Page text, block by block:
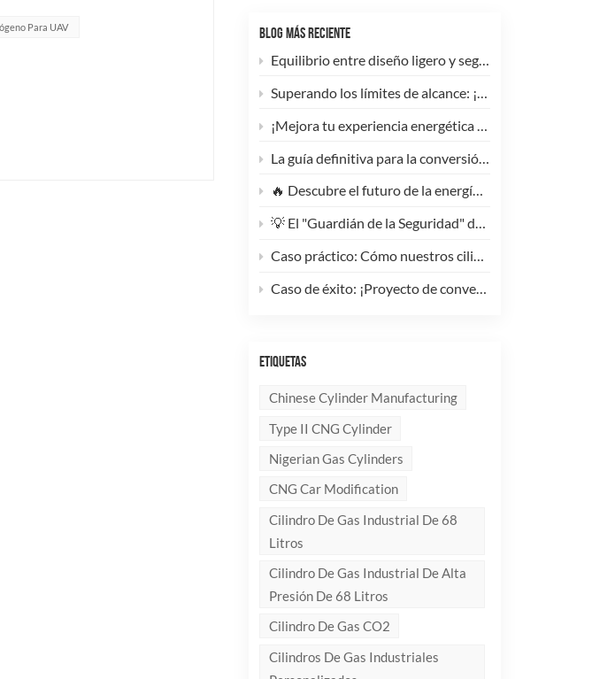
BLOG MÁS RECIENTE
Equilibrio entre diseño ligero y seguridad: cómo los cilindros de GNC tipo 2 de 90 litros potencian las flotas comerciales.
Superando los límites de alcance: ¡Los cilindros de hidrógeno para UAV tipo 4 ya están disponibles para personalización de alta eficiencia!
¡Mejora tu experiencia energética con nuestra bombona de GLP compuesta de 5 kg! 🚀✨
La guía definitiva para la conversión de camiones pesados ​​a GNC: Por qué este cilindro de GNC tipo 1 de 200 litros supone un cambio radical para la reducción de costes de la flota.
🔥 Descubre el futuro de la energía: ¡Conoce la elegante y ultraligera bombona de GLP compuesta de 10 kg!
💡 El "Guardián de la Seguridad" del Gas Industrial y la Supresión de Incendios: Un Análisis en Profundidad de los Cilindros de Gas sin Costura de Acero de Alto Rendimiento
Caso práctico: Cómo nuestros cilindros compuestos de GLP redefinen la seguridad y la imagen de marca para clientes globales.
Caso de éxito: ¡Proyecto de conversión a GNC de un generador de 100 kVA completado con éxito! 🚀
ETIQUETAS
Chinese Cylinder Manufacturing
Type II CNG Cylinder
Nigerian Gas Cylinders
CNG Car Modification
Cilindro De Gas Industrial De 68
Litros
Cilindro De Gas Industrial De Alta
Presión De 68 Litros
Cilindro De Gas CO2
Cilindros De Gas Industriales
Para UAV